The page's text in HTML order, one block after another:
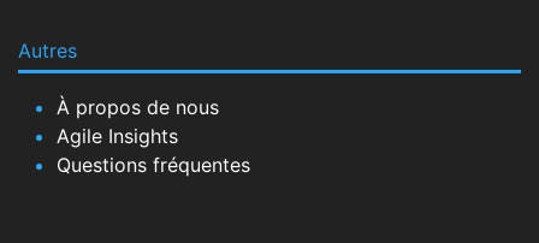
Autres
À propos de nous
Agile Insights
Questions fréquentes